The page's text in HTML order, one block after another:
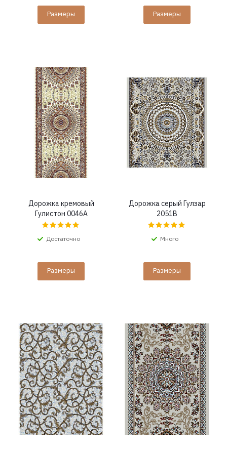
Размеры Размеры
Дорожка кремовый
Гулистон 0046A
Достаточно
Размеры
Дорожка серый Гулзар
2051B
Много
Размеры